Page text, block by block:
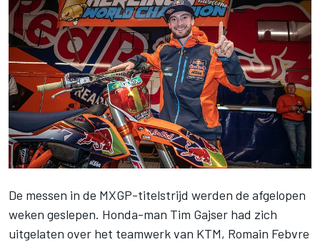
De messen in de MXGP-titelstrijd werden de afgelopen
weken geslepen. Honda-man Tim Gajser had zich
uitgelaten over het teamwerk van KTM, Romain Febvre